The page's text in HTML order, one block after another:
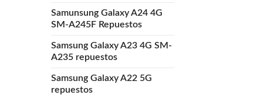
Samunsung Galaxy A24 4G
SM-A245F Repuestos
Samsung Galaxy A23 4G SM-
A235 repuestos
Samsung Galaxy A22 5G
repuestos